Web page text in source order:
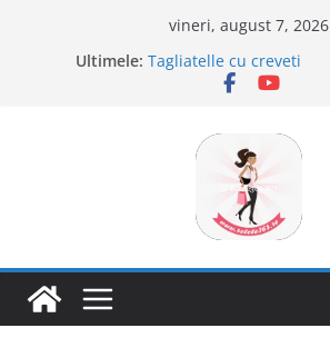
vineri, august 7, 2026
Ultimele: Tagliatelle cu creveti
Clafoutis cu cirese
Savarine